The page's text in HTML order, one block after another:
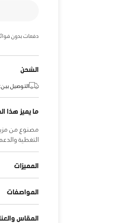
دفعات بدون
الشحن
التوصيل بين:
ما يميز هذا
مصنوع من
التغطية
المميزات
المواصفات
المقاس